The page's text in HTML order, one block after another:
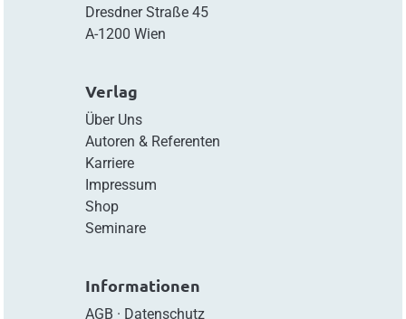
Dresdner Straße 45
A-1200 Wien
Verlag
Über Uns
Autoren & Referenten
Karriere
Impressum
Shop
Seminare
Informationen
AGB · Datenschutz